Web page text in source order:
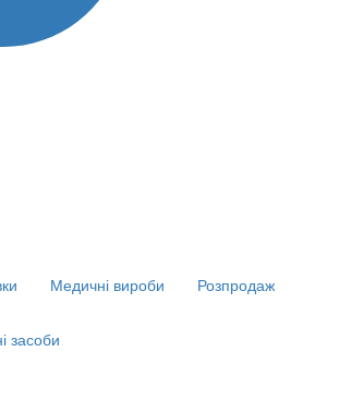
Медичні вироби Розпродаж
засоби